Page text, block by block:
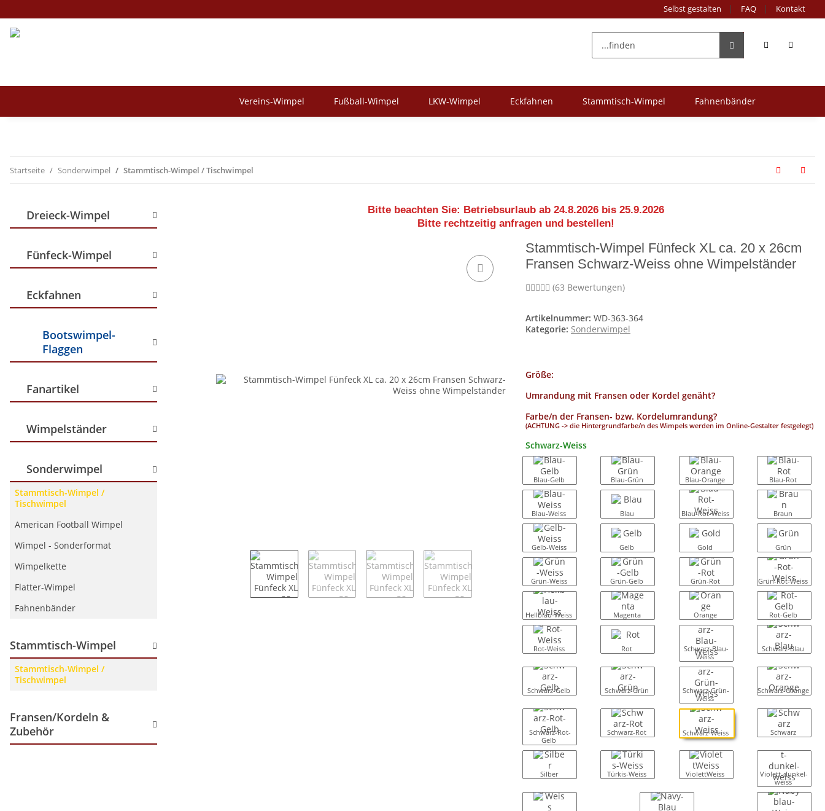
Selbst gestalten FAQ Kontakt
Vereins-Wimpel Fußball-Wimpel LKW-Wimpel Eckfahnen Stammtisch-Wimpel Fahnenbänder
Startseite Sonderwimpel Stammtisch-Wimpel / Tischwimpel
Bitte beachten Sie: Betriebsurlaub ab 24.8.2026 bis 25.9.2026
Bitte rechtzeitig anfragen und bestellen!
Stammtisch-Wimpel Fünfeck XL ca. 20 x 26cm
Fransen Schwarz-Weiss ohne Wimpelständer
(63 Bewertungen)
Artikelnummer: WD-363-364
Kategorie: Sonderwimpel
Größe:
Umrandung mit Fransen oder Kordel genäht?
Farbe/n der Fransen- bzw. Kordelumrandung?
(ACHTUNG -> die Hintergrundfarbe/n des Wimpels werden im Online-Gestalter festgelegt)
Schwarz-Weiss
Blau-Gelb Blau-Grün Blau-Orange Blau-Rot
Blau-Weiss Blau Blau-Rot-Weiss Braun
Gelb-Weiss Gelb Gold Grün
Grün-Weiss Grün-Gelb Grün-Rot Grün-Rot-Weiss
Hellblau-Weiss Magenta Orange Rot-Gelb
Rot-Weiss Rot
Schwarz-Blau-
Weiss
Schwarz-Blau
Schwarz-Gelb Schwarz-Grün
Schwarz-Grün-
Weiss
Schwarz-Orange
Schwarz-Rot-
Gelb
Schwarz-Rot Schwarz-Weiss Schwarz
Silber Türkis-Weiss ViolettWeiss
Violett-dunkel-
weiss
Dreieck-Wimpel
Fünfeck-Wimpel
Eckfahnen
Bootswimpel-
Flaggen
Fanartikel
Wimpelständer
Sonderwimpel
Stammtisch-Wimpel /
Tischwimpel
American Football Wimpel
Wimpel - Sonderformat
Wimpelkette
Flatter-Wimpel
Fahnenbänder
Stammtisch-Wimpel
Stammtisch-Wimpel /
Tischwimpel
Fransen/Kordeln &
Zubehör